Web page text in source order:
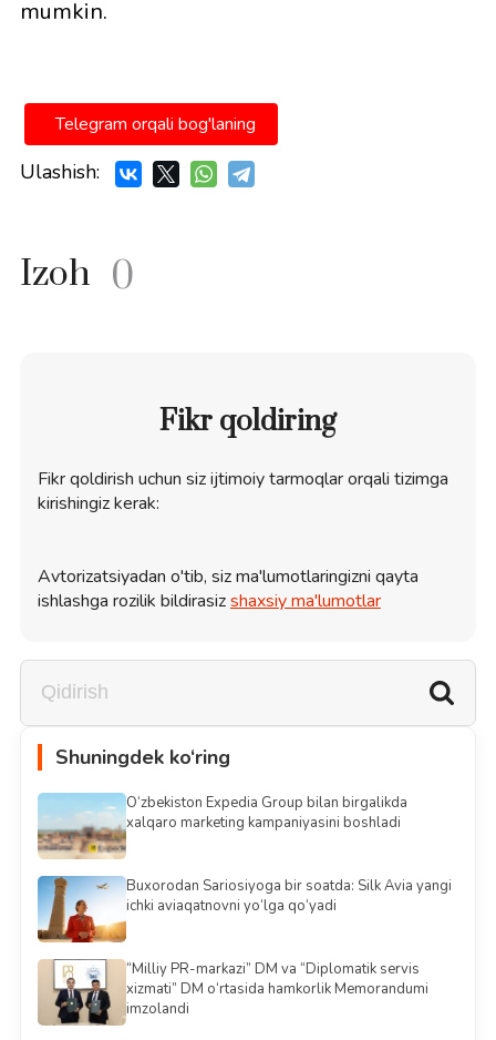
mumkin.
Telegram orqali bog'laning
Ulashish:
Izoh 0
Fikr qoldiring
Fikr qoldirish uchun siz ijtimoiy tarmoqlar orqali tizimga
kirishingiz kerak:
Avtorizatsiyadan o'tib, siz ma'lumotlaringizni qayta
ishlashga rozilik bildirasizshaxsiy ma'lumotlar
Shuningdek ko‘ring
O‘zbekiston Expedia Group bilan birgalikda
xalqaro marketing kampaniyasini boshladi
Buxorodan Sariosiyoga bir soatda: Silk Avia yangi
ichki aviaqatnovni yo‘lga qo‘yadi
“Milliy PR-markazi” DM va “Diplomatik servis
xizmati” DM o‘rtasida hamkorlik Memorandumi
imzolandi